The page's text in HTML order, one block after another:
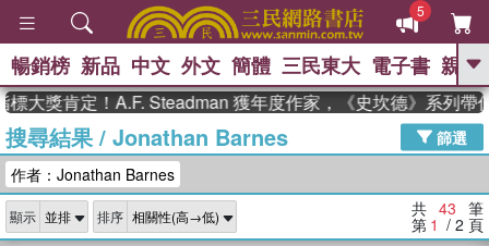
5
GO
熱搜： 東野圭吾 The Odyssey 、
父親節 、 如果歷史是一群喵 、 暑期
念華 、 台灣的李登輝時代 、 數學女
孩：黎曼猜想
偉大的迷走神經
暢銷榜 新品 中文 外文 簡體 三民東大 電子書 親子
定！A.F. Steadman 獲年度作家，《史坎德》系列帶你踏上
搜尋結果/ Jonathan Barnes
篩選
作者：Jonathan Barnes
顯示 排序 共 43 筆
第 1 / 2 頁